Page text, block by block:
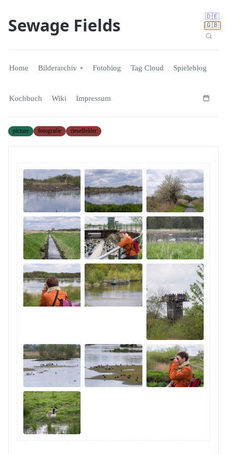
🇩🇪
🇬🇧
Sewage Fields
Home Bilderarchiv Fotoblog Tag Cloud Spieleblog
Kochbuch Wiki Impressum
picture fotografie rieselfelder